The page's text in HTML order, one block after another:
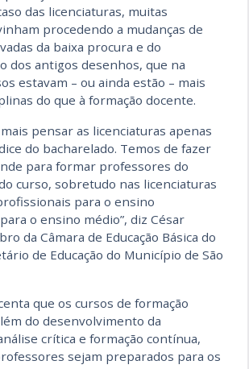
das licenciaturas, muitas
procedendo a mudanças de
da baixa procura e do
dos antigos desenhos, que na
estavam – ou ainda estão – mais
do que à formação docente.
pensar as licenciaturas apenas
do bacharelado. Temos de fazer
para formar professores do
curso, sobretudo nas licenciaturas
para o ensino
o ensino médio”, diz César
da Câmara de Educação Básica do
de Educação do Município de São
que os cursos de formação
do desenvolvimento da
crítica e formação contínua,
sejam preparados para os